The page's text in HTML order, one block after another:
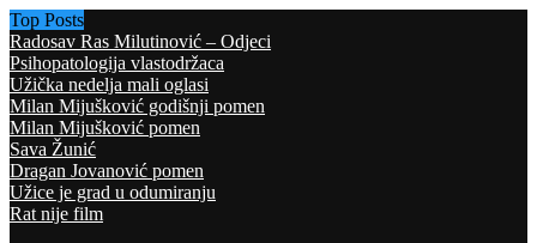
Top Posts
Radosav Ras Milutinović – Odjeci
Psihopatologija vlastodržaca
Užička nedelja mali oglasi
Milan Mijušković godišnji pomen
Milan Mijušković pomen
Sava Žunić
Dragan Jovanović pomen
Užice je grad u odumiranju
Rat nije film